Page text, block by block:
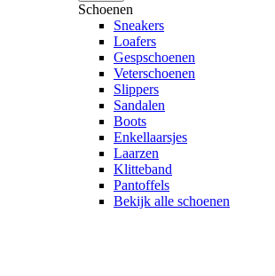
Schoenen
Sneakers
Loafers
Gespschoenen
Veterschoenen
Slippers
Sandalen
Boots
Enkellaarsjes
Laarzen
Klitteband
Pantoffels
Bekijk alle schoenen